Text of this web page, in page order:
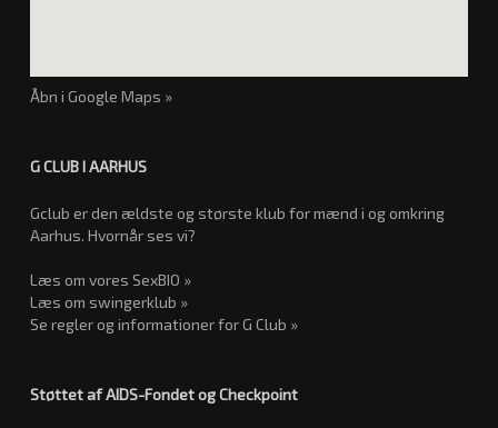
Åbn i Google Maps »
G CLUB I AARHUS
Gclub er den ældste og største klub for mænd i og omkring
Aarhus. Hvornår ses vi?
Læs om vores SexBIO »
Læs om swingerklub »
Se regler og informationer for G Club »
Støttet af AIDS-Fondet og Checkpoint